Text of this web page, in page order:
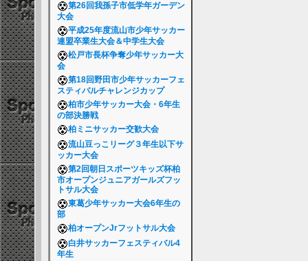
第26回我孫子市低学年ガーデン
大会
平成25年度流山市少年サッカー
連盟卒業生大会＆中学生大会
松戸市長杯争奪少年サッカー大
会
第18回野田市少年サッカーフェ
スティバルチャレンジカップ
柏市少年サッカー大会・6年生
の部決勝戦
柏ミニサッカー交歓大会
流山豆っこリーグ３年生以下サ
ッカー大会
第2回朝日スポーツキッズ杯柏
市オープンジュニアガールズフッ
トサル大会
東葛少年サッカー大会6年生の
部
柏オープンJrフットサル大会
白井サッカーフェスティバル4
年生